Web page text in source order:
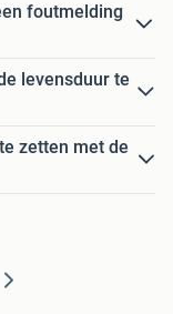
foutmelding
levensduur te
zetten met de